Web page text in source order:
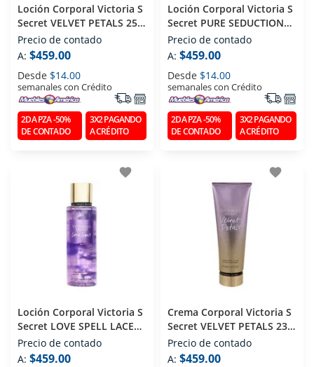
Loción Corporal Victoria S
Secret VELVET PETALS 250
Ml
Precio de contado
A: $459.00
Desde $14.00
semanales con Crédito
2DA PZA -50%
DE CONTADO
3X2 PAGANDO
A CRÉDITO
Loción Corporal Victoria S
Secret PURE SEDUCTION
250 Ml
Precio de contado
A: $459.00
Desde $14.00
semanales con Crédito
2DA PZA -50%
DE CONTADO
3X2 PAGANDO
A CRÉDITO
favorite
Loción Corporal Victoria S
Secret LOVE SPELL LACE
250 Ml
Precio de contado
A: $459.00
favorite
Crema Corporal Victoria S
Secret VELVET PETALS 236
Ml
Precio de contado
A: $459.00